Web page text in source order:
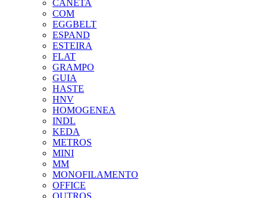
CANETA
COM
EGGBELT
ESPAND
ESTEIRA
FLAT
GRAMPO
GUIA
HASTE
HNV
HOMOGENEA
INDL
KEDA
METROS
MINI
MM
MONOFILAMENTO
OFFICE
OUTROS